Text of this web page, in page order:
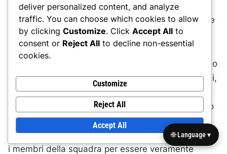
trovano spesso in una posizione strategica
vantaggiosa, minimizzando l’efficacia delle tattiche
della squadra offensiva.
Confrontando i due, le giocate ingannevoli possono
portare a grandi ricompense ma comportano rischi,
come lasciare i giocatori fuori posizione se la
giocata fallisce. Le reazioni difensive, pur essendo
generalmente più sicure, richiedono una
comunicazione e una consapevolezza eccellenti tra
i membri della squadra per essere veramente
deliver personalized content, and analyze
traffic. You can choose which cookies to allow
by clicking Customize. Click Accept All to
consent or Reject All to decline non-essential
cookies.
Customize
Reject All
Accept All
🌐 Language ▾